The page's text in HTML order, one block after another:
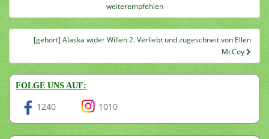
weiterempfehlen
[gehört] Alaska wider Willen 2. Verliebt und zugeschneit von Ellen
McCoy
FOLGE UNS AUF:
1240 1010